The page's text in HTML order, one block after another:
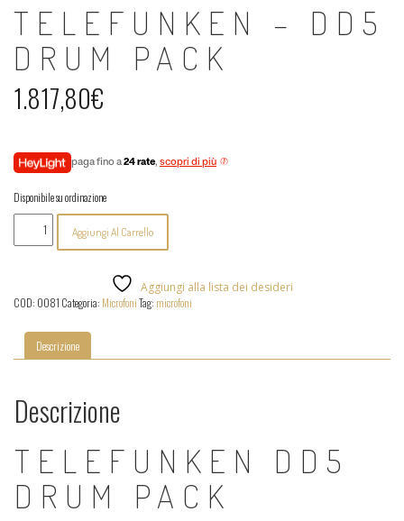
TELEFUNKEN – DD5
DRUM PACK
1.817,80€
paga fino a24 rate, scopri di più
Disponibile su ordinazione
Telefunken
DD5
quantità
Aggiungi Al Carrello
Aggiungi alla lista dei desideri
COD: 0081 Categoria: MicrofoniTag: microfoni
Descrizione
Descrizione
TELEFUNKEN DD5
DRUM PACK